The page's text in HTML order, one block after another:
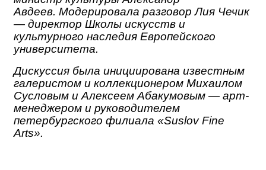
Авдеев. Модерировала разговор Лия Чечик
— директор Школы искусств и
культурного наследия Европейского
университета.
Дискуссия была инициирована известным
галеристом и коллекционером Михаилом
Сусловым и Алексеем Абакумовым — арт-
менеджером и руководителем
петербургского филиала «Suslov Fine
Arts».